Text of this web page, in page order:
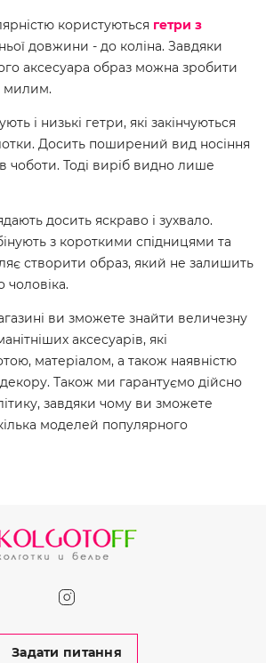
користуються гетри з
довжини - до коліна. Завдяки
аксесуара образ можна зробити
милим.
і низькі гетри, які закінчуються
Досить поширений вид носіння
чоботи. Тоді виріб видно лише
досить яскраво і зухвало.
з короткими спідницями та
створити образ, який не залишить
ви зможете знайти величезну
аксесуарів, які
матеріалом, а також наявністю
декору. Також ми гарантуємо дійсно
завдяки чому ви зможете
моделей популярного
Задати питання